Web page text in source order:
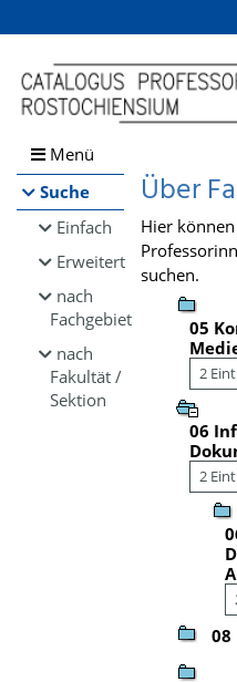
Browsen
direkt zum Inhalt
Menü
Suche
Einfach
Erweitert
nach
Fachgebiet
nach
Fakultät /
Sektion
Über
Hier
suchen.
05
2
06
2
08